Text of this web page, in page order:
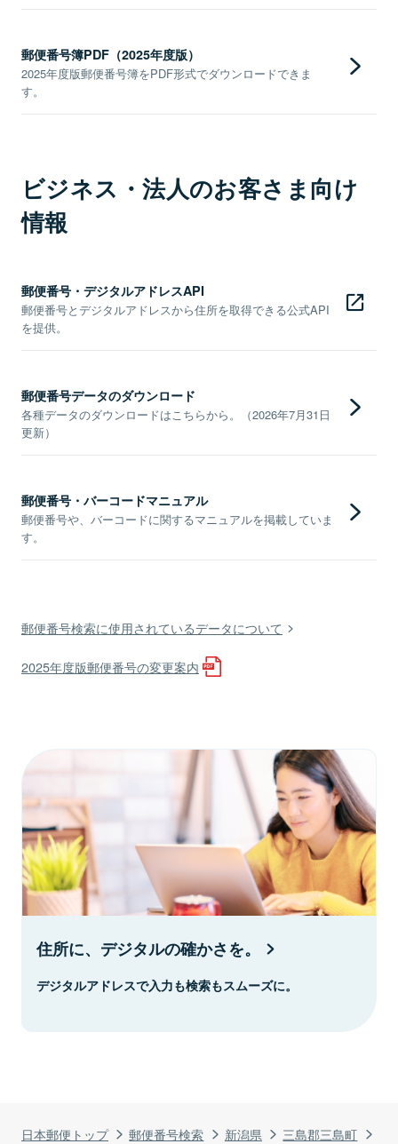
日本郵便トップ 郵便番号検索 新潟県
三島郡三島町
郵便番号簿PDF（2025年度版）
2025年度版郵便番号簿をPDF形式でダウンロードできま
す。
ビジネス・法人のお客さま向け
情報
郵便番号・デジタルアドレスAPI
郵便番号とデジタルアドレスから住所を取得できる公式API
を提供。
郵便番号データのダウンロード
各種データのダウンロードはこちらから。（2026年7月31日
更新）
郵便番号・バーコードマニュアル
郵便番号や、バーコードに関するマニュアルを掲載していま
す。
郵便番号検索に使用されているデータについて
2025年度版郵便番号の変更案内
住所に、デジタルの確かさを。
デジタルアドレスで入力も検索もスムーズに。